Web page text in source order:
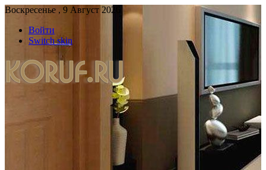
Воскресенье , 9 Август 2026
Войти
Switch skin